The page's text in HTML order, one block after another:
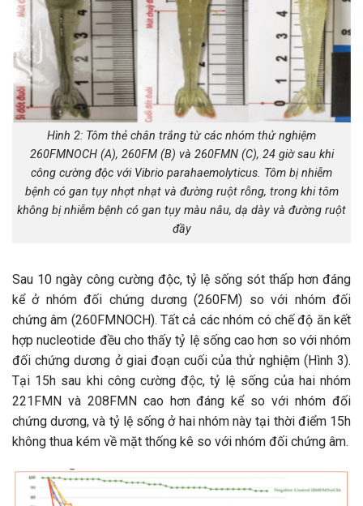
Hình 2: Tôm thẻ chân trắng từ các nhóm thử nghiệm
260FMNOCH (A), 260FM (B) và 260FMN (C), 24 giờ sau khi
công cường độc với Vibrio parahaemolyticus. Tôm bị nhiễm
bệnh có gan tụy nhợt nhạt và đường ruột rỗng, trong khi tôm
không bị nhiễm bệnh có gan tụy màu nâu, dạ dày và đường ruột
đầy
Sau 10 ngày công cường độc, tỷ lệ sống sót thấp hơn đáng
kể ở nhóm đối chứng dương (260FM) so với nhóm đối
chứng âm (260FMNOCH). Tất cả các nhóm có chế độ ăn kết
hợp nucleotide đều cho thấy tỷ lệ sống cao hơn so với nhóm
đối chứng dương ở giai đoạn cuối của thử nghiệm (Hình 3).
Tại 15h sau khi công cường độc, tỷ lệ sống của hai nhóm
221FMN và 208FMN cao hơn đáng kể so với nhóm đối
chứng dương, và tỷ lệ sống ở hai nhóm này tại thời điểm 15h
không thua kém về mặt thống kê so với nhóm đối chứng âm.